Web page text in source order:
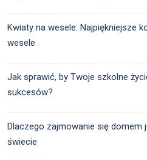
Kwiaty na wesele: Najpiękniejsze
wesele
Jak sprawić, by Twoje szkolne
sukcesów?
Dlaczego zajmowanie się domem
świecie